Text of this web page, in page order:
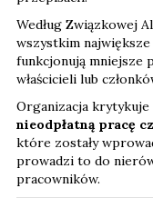
Według Związkowej
wszystkim
funkcjonują mniejsze
właścicieli lub
Organizacja
nieodpłatną pracę
które zostały
prowadzi to do
pracowników.